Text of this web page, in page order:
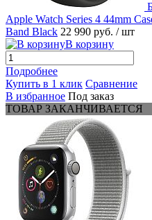
Apple Watch Series 4 44mm
Band Black 22 990 руб. / шт
В корзину
Подробнее
Купить в 1 клик Сравнение
В избранное Под заказ
ТОВАР ЗАКАНЧИВАЕТСЯ